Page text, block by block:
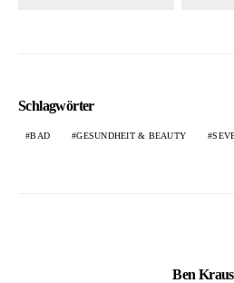
Schlagwörter
BAD GESUNDHEIT & BEAUTY
Ben Kraus